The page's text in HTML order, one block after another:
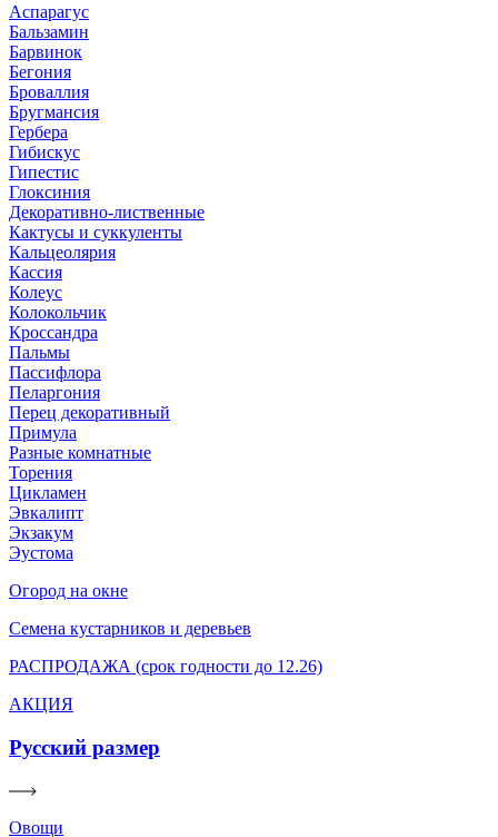
Аспарагус
Бальзамин
Барвинок
Бегония
Броваллия
Бругмансия
Гербера
Гибискус
Гипестис
Глоксиния
Декоративно-лиственные
Кактусы и суккуленты
Кальцеолярия
Кассия
Колеус
Колокольчик
Кроссандра
Пальмы
Пассифлора
Пеларгония
Перец декоративный
Примула
Разные комнатные
Торения
Цикламен
Эвкалипт
Экзакум
Эустома
Огород на окне
Семена кустарников и деревьев
РАСПРОДАЖА (срок годности до 12.26)
АКЦИЯ
Русский размер
Овощи